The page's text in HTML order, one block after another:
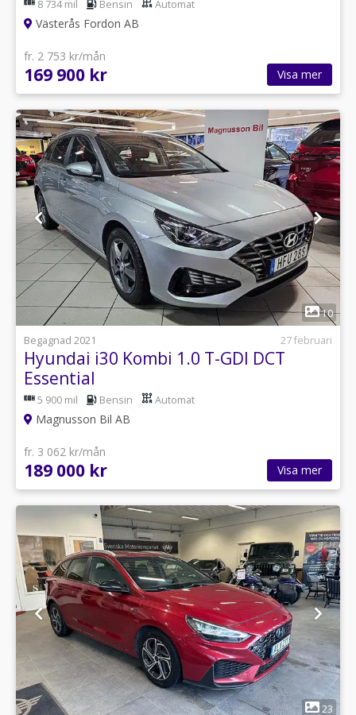
8 734 mil Bensin Automat
Västerås Fordon AB
fr. 2 753 kr/mån
169 900 kr Visa mer
1
10
Begagnad 2021
27 februari
Hyundai i30 Kombi 1.0 T-GDI DCT
Essential
5 900 mil Bensin Automat
Magnusson Bil AB
fr. 3 062 kr/mån
189 000 kr Visa mer
1 23